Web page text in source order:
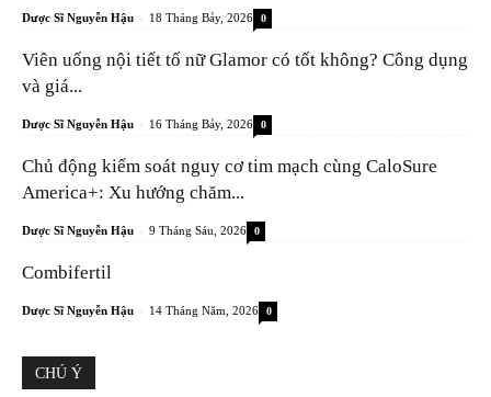
Dược Sĩ Nguyễn Hậu - 18 Tháng Bảy, 2026 0
Viên uống nội tiết tố nữ Glamor có tốt không? Công dụng
và giá...
Dược Sĩ Nguyễn Hậu - 16 Tháng Bảy, 2026 0
Chủ động kiểm soát nguy cơ tim mạch cùng CaloSure
America+: Xu hướng chăm...
Dược Sĩ Nguyễn Hậu - 9 Tháng Sáu, 2026 0
Combifertil
Dược Sĩ Nguyễn Hậu - 14 Tháng Năm, 2026 0
CHÚ Ý